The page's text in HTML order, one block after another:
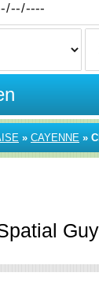
» CAYENNE »